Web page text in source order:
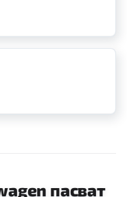
пасват